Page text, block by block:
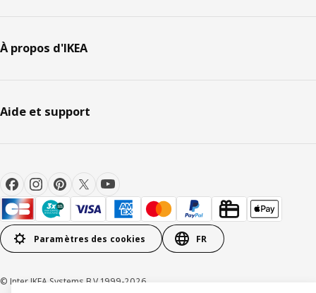
À propos d'IKEA
Aide et support
Paramètres des cookies FR
© Inter IKEA Systems B.V 1999-2026